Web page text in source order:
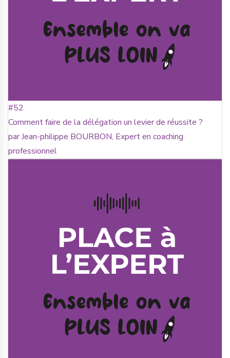
#52
Comment faire de la délégation un levier de réussite ?
par Jean-philippe BOURBON, Expert en coaching
professionnel